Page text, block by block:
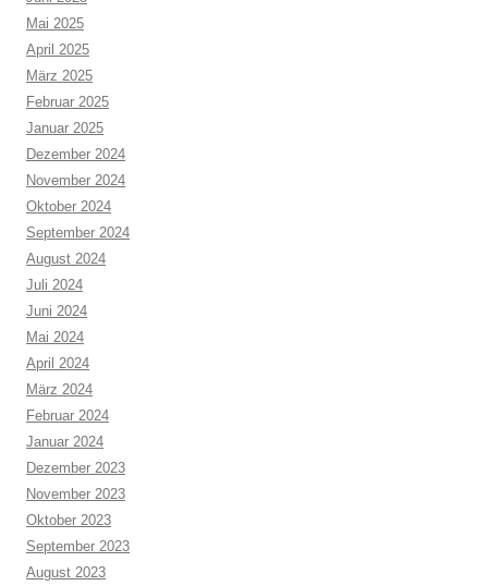
Mai 2025
April 2025
März 2025
Februar 2025
Januar 2025
Dezember 2024
November 2024
Oktober 2024
September 2024
August 2024
Juli 2024
Juni 2024
Mai 2024
April 2024
März 2024
Februar 2024
Januar 2024
Dezember 2023
November 2023
Oktober 2023
September 2023
August 2023